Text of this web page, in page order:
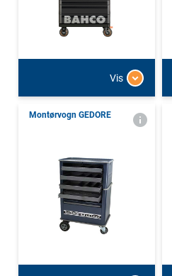
Vis
Montørvogn GEDORE